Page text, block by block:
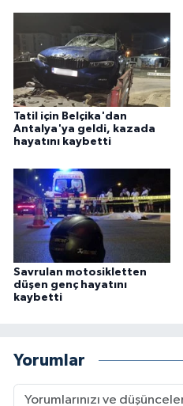
Tatil için Belçika'dan
Antalya'ya geldi, kazada
hayatını kaybetti
Savrulan motosikletten
düşen genç hayatını
kaybetti
Yorumlar